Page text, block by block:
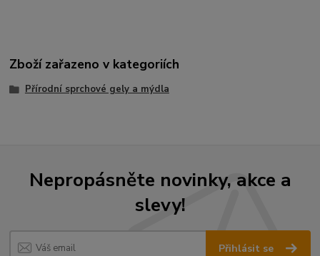
Zboží zařazeno v kategoriích
Přírodní sprchové gely a mýdla
Nepropásněte novinky, akce a
slevy!
Přihlásit se